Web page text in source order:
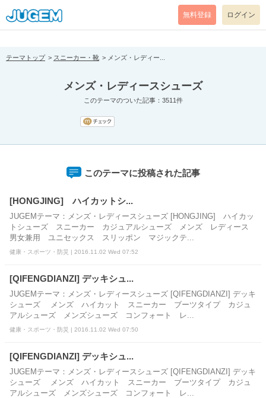
[pear_error: message="Success" code=0 mode=return level=notice
prefix="" info=""]
無料登録 ログイン
テーマトップ スニーカー・靴 メンズ・レディー...
メンズ・レディースシューズ
このテーマのついた記事：3511件
このテーマに投稿された記事
[HONGJING] ハイカットシ...
JUGEMテーマ：メンズ・レディースシューズ [HONGJING] ハイカッ
トシューズ スニーカー カジュアルシューズ メンズ レディース
男女兼用 ユニセックス スリッポン マジックテ...
健康・スポーツ・防災 | 2016.11.02 Wed 07:52
[QIFENGDIANZI] デッキシュ...
JUGEMテーマ：メンズ・レディースシューズ [QIFENGDIANZI] デッキ
シューズ メンズ ハイカット スニーカー ブーツタイプ カジュ
アルシューズ メンズシューズ コンフォート レ...
健康・スポーツ・防災 | 2016.11.02 Wed 07:50
[QIFENGDIANZI] デッキシュ...
JUGEMテーマ：メンズ・レディースシューズ [QIFENGDIANZI] デッキ
シューズ メンズ ハイカット スニーカー ブーツタイプ カジュ
アルシューズ メンズシューズ コンフォート レ...